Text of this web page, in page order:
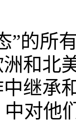
的所
洲和
继承
对他